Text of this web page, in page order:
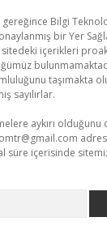
gereğince Bilgi
bir Yer
içerikleri
taşımakta
sayılırlar.
aykırı
süre içerisinde